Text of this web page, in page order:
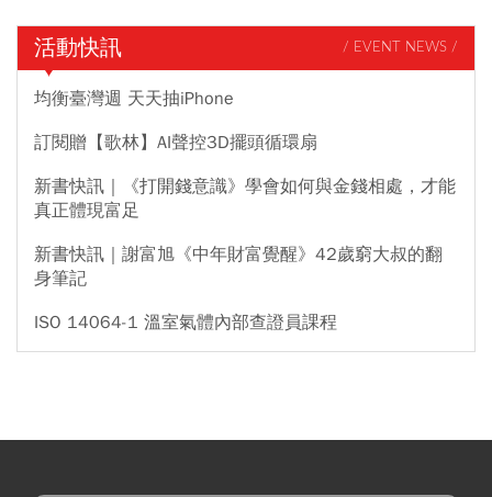
活動快訊 / EVENT NEWS /
均衡臺灣週 天天抽iPhone
訂閱贈【歌林】AI聲控3D擺頭循環扇
新書快訊｜《打開錢意識》學會如何與金錢相處，才能
真正體現富足
新書快訊｜謝富旭《中年財富覺醒》42歲窮大叔的翻
身筆記
ISO 14064-1 溫室氣體內部查證員課程